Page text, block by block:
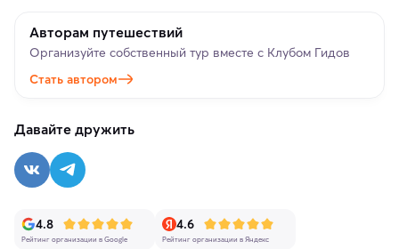
Авторам путешествий
Организуйте собственный тур вместе с Клубом Гидов
Стать автором
Давайте дружить
4.8
Рейтинг организации в Google
4.6
Рейтинг организации в Яндекс